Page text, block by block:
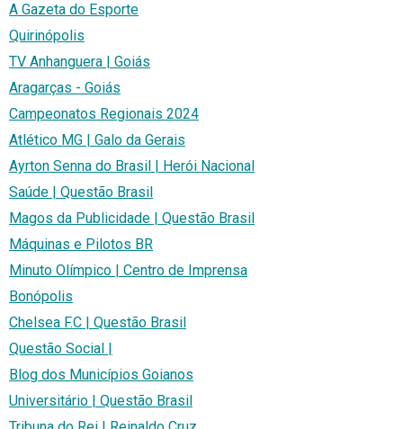
A Gazeta do Esporte
Quirinópolis
TV Anhanguera | Goiás
Aragarças - Goiás
Campeonatos Regionais 2024
Atlético MG | Galo da Gerais
Ayrton Senna do Brasil | Herói Nacional
Saúde | Questão Brasil
Magos da Publicidade | Questão Brasil
Máquinas e Pilotos BR
Minuto Olímpico | Centro de Imprensa
Bonópolis
Chelsea F.C | Questão Brasil
Questão Social |
Blog dos Municípios Goianos
Universitário | Questão Brasil